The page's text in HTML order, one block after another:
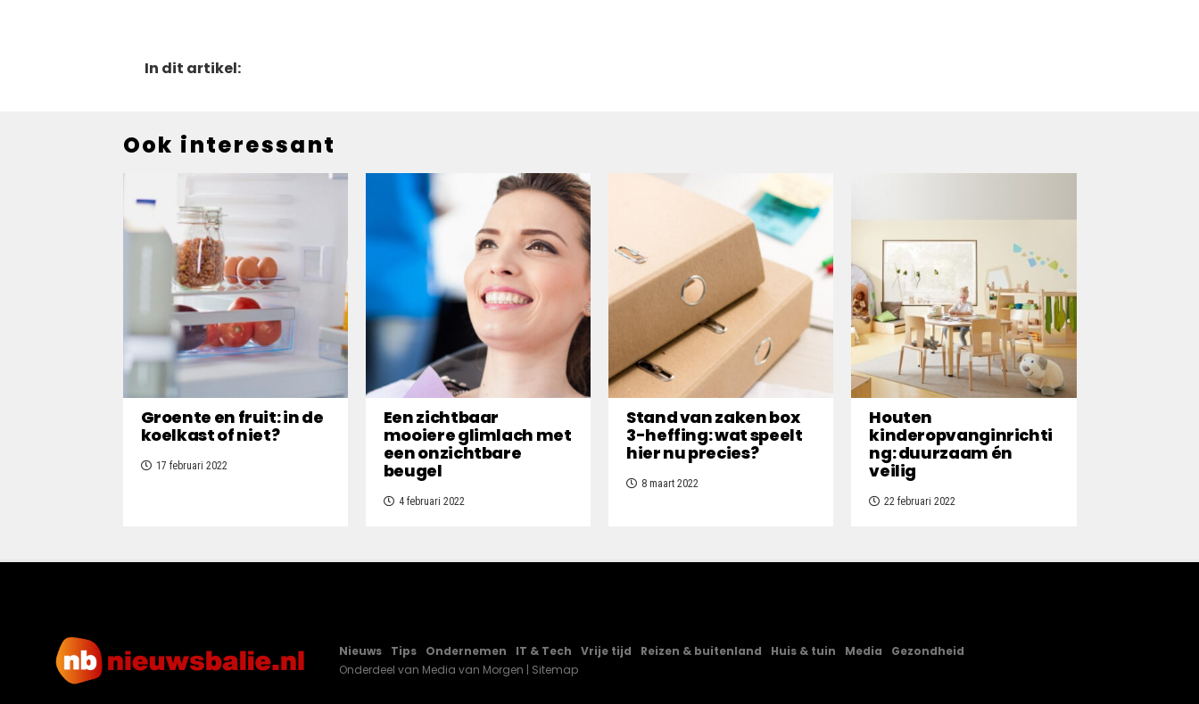
In dit artikel:
Ook interessant
Groente en fruit: in de
koelkast of niet?
17 februari 2022
Een zichtbaar
mooiere glimlach met
een onzichtbare
beugel
4 februari 2022
Stand van zaken box
3-heffing: wat speelt
hier nu precies?
8 maart 2022
Houten
kinderopvanginrichti
ng: duurzaam én
veilig
22 februari 2022
Nieuws Tips Ondernemen IT & Tech Vrije tijd Reizen & buitenland Huis & tuin Media
Gezondheid
Onderdeel van Media van Morgen | Sitemap